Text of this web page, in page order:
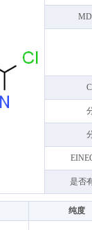
是否
纯度